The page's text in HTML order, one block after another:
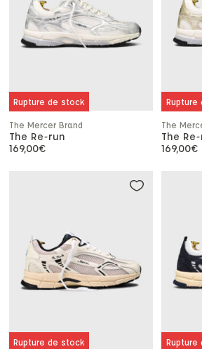
Rupture de stock
The Mercer Brand
The Re-run
169,00€
Rupture
The
The
169,00€
Rupture de stock Rupture